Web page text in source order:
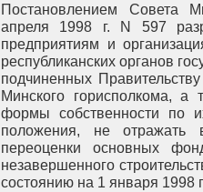
Постановлением Совета
апреля 1998 г. N 597
предприятиям и
республиканских органов
подчиненных
Минского горисполкома, а
формы собственности по
положения, не отражать
переоценки основных
незавершенного
состоянию на 1 января 1998